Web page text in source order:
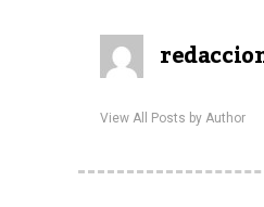
View All Posts by Author